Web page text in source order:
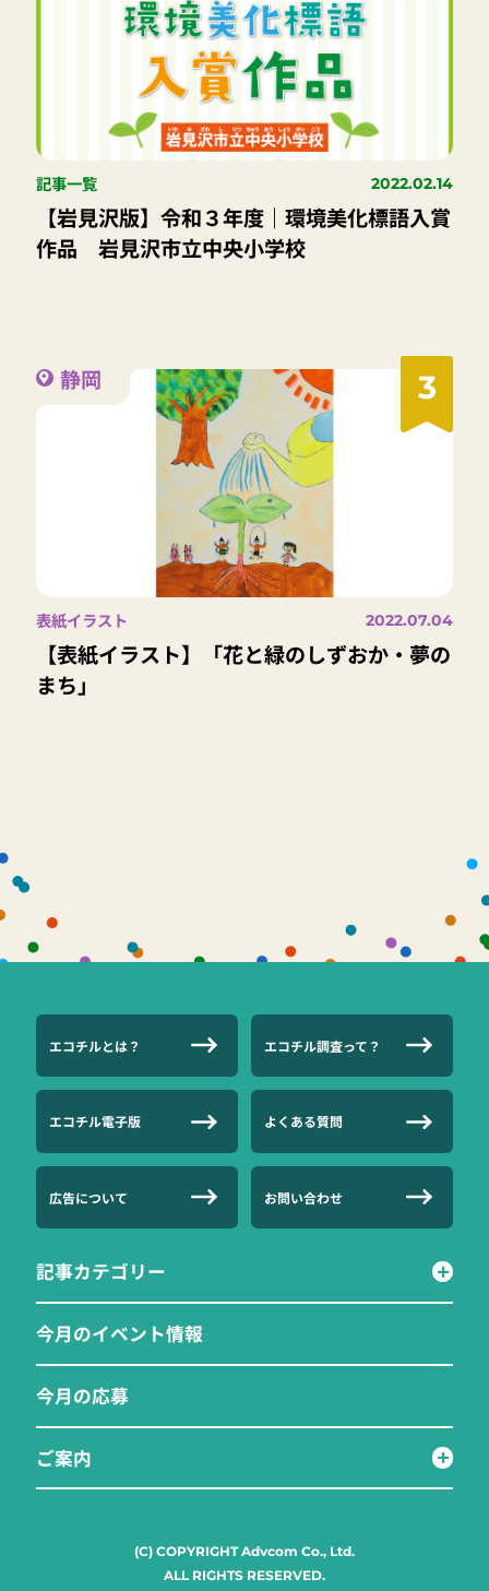
記事一覧 2022.02.14
【岩見沢版】令和３年度｜環境美化標語入賞
作品 岩見沢市立中央小学校
3
静岡
表紙イラスト 2022.07.04
【表紙イラスト】「花と緑のしずおか・夢の
まち」
エコチルとは？ エコチル調査って？
エコチル電子版 よくある質問
広告について お問い合わせ
記事カテゴリー
今月のイベント情報
今月の応募
ご案内
(C) COPYRIGHT Advcom Co., Ltd.
ALL RIGHTS RESERVED.